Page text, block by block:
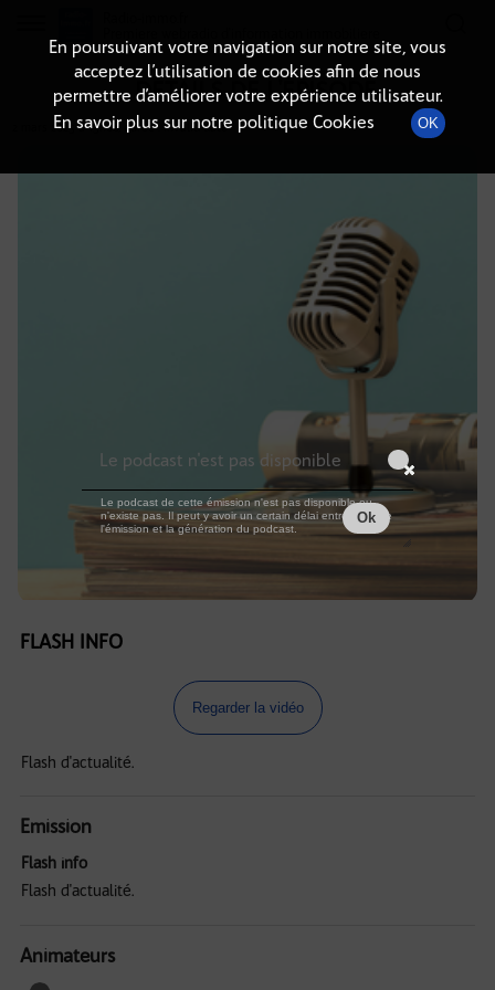
DÉTAILS DE L'ÉPISODE
2 mars 2025 à 15h00, durée : Invalid date
FLASH INFO
Regarder la vidéo
Flash d'actualité.
Emission
Flash info
Flash d'actualité.
Animateurs
En poursuivant votre navigation sur notre site, vous
acceptez l’utilisation de cookies afin de nous
permettre d’améliorer votre expérience utilisateur.
En savoir plus sur notre politique Cookies
OK
Le podcast n'est pas disponible
Le podcast de cette émission n'est pas disponible ou
n'existe pas. Il peut y avoir un certain délai entre la fin de
l'émission et la génération du podcast.
Ok